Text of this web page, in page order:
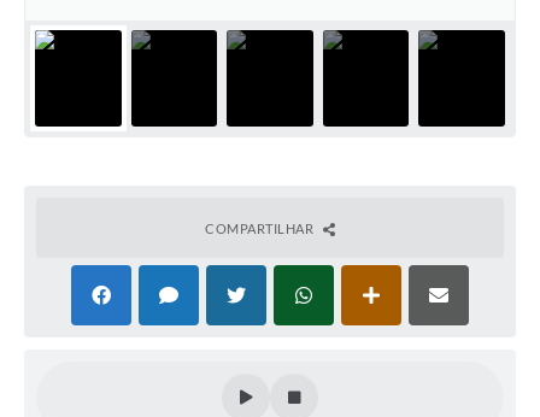
COMPARTILHAR